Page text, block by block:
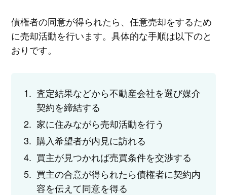
債権者の同意が得られたら、任意売却をするため
に売却活動を行います。具体的な手順は以下のと
おりです。
査定結果などから不動産会社を選び媒介
契約を締結する
家に住みながら売却活動を行う
購入希望者が内見に訪れる
買主が見つかれば売買条件を交渉する
買主の合意が得られたら債権者に契約内
容を伝えて同意を得る